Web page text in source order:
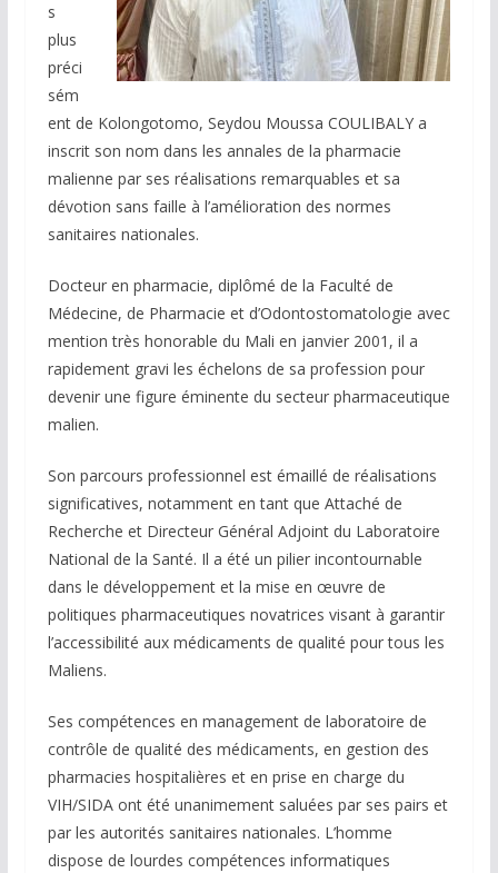
s
plus
préci
sém
ent de Kolongotomo, Seydou Moussa COULIBALY a
inscrit son nom dans les annales de la pharmacie
malienne par ses réalisations remarquables et sa
dévotion sans faille à l’amélioration des normes
sanitaires nationales.
Docteur en pharmacie, diplômé de la Faculté de
Médecine, de Pharmacie et d’Odontostomatologie avec
mention très honorable du Mali en janvier 2001, il a
rapidement gravi les échelons de sa profession pour
devenir une figure éminente du secteur pharmaceutique
malien.
Son parcours professionnel est émaillé de réalisations
significatives, notamment en tant que Attaché de
Recherche et Directeur Général Adjoint du Laboratoire
National de la Santé. Il a été un pilier incontournable
dans le développement et la mise en œuvre de
politiques pharmaceutiques novatrices visant à garantir
l’accessibilité aux médicaments de qualité pour tous les
Maliens.
Ses compétences en management de laboratoire de
contrôle de qualité des médicaments, en gestion des
pharmacies hospitalières et en prise en charge du
VIH/SIDA ont été unanimement saluées par ses pairs et
par les autorités sanitaires nationales. L’homme
dispose de lourdes compétences informatiques